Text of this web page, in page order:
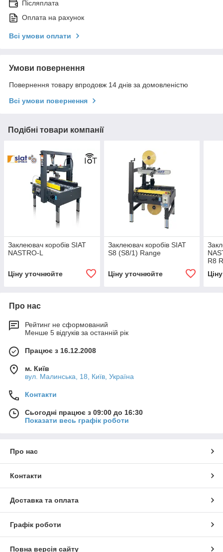
Післяплата
Оплата на рахунок
Всі умови оплати
Умови повернення
Повернення товару впродовж 14 днів за домовленістю
Всі умови повернення
Подібні товари компанії
Заклеювач коробів SIAT
NASTRO-L
Ціну уточнюйте
Заклеювач коробів SIAT
S8 (S8/1) Range
Ціну уточнюйте
R8
Про нас
Рейтинг не сформований
Менше 5 відгуків за останній рік
Працює з 16.12.2008
м. Київ
вул. Малинська, 18, Київ, Україна
Контакти
Сьогодні працює з 09:00 до 16:30
Показати весь графік роботи
Про нас
Контакти
Доставка та оплата
Графік роботи
Повна версія сайту